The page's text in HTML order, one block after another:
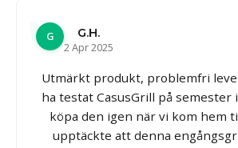
G
G.H.
2 Apr 2025
Utmärkt produkt, problemfri
ha testat CasusGrill på semester
köpa den igen när vi kom hem
upptäckte att denna